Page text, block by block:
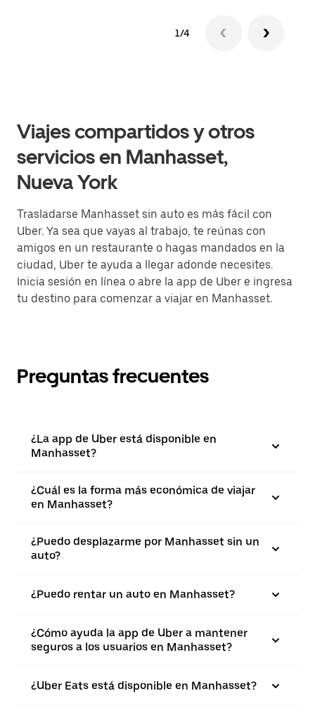
1/4
Viajes compartidos y otros
servicios en Manhasset,
Nueva York
Trasladarse Manhasset sin auto es más fácil con
Uber. Ya sea que vayas al trabajo, te reúnas con
amigos en un restaurante o hagas mandados en la
ciudad, Uber te ayuda a llegar adonde necesites.
Inicia sesión en línea o abre la app de Uber e ingresa
tu destino para comenzar a viajar en Manhasset.
Preguntas frecuentes
¿La app de Uber está disponible en
Manhasset?
¿Cuál es la forma más económica de viajar
en Manhasset?
¿Puedo desplazarme por Manhasset sin un
auto?
¿Puedo rentar un auto en Manhasset?
¿Cómo ayuda la app de Uber a mantener
seguros a los usuarios en Manhasset?
¿Uber Eats está disponible en Manhasset?